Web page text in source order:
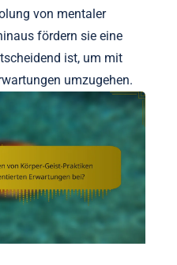
von mentaler
fördern sie eine
ist, um mit
umzugehen.